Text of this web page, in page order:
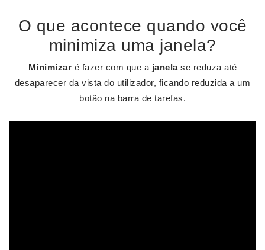
O que acontece quando você
minimiza uma janela?
Minimizar é fazer com que a janelase reduza até
desaparecer da vista do utilizador, ficando reduzida a um
botão na barra de tarefas.